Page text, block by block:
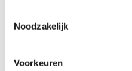
Noodzakelijk
Voorkeuren